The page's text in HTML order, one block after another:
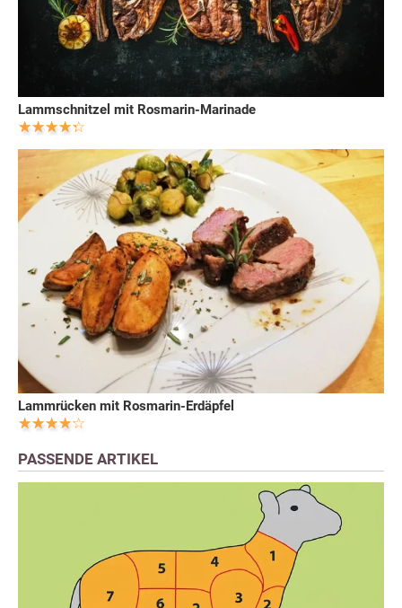
Lammschnitzel mit Rosmarin-Marinade
Lammrücken mit Rosmarin-Erdäpfel
PASSENDE ARTIKEL